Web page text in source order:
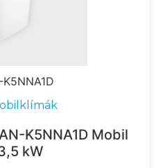
K5NNA1D Mobil
kW